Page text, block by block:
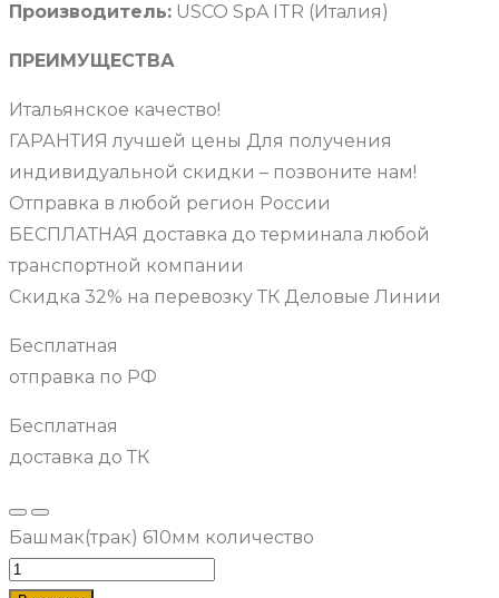
Производитель: USCO SpA ITR (Италия)
ПРЕИМУЩЕСТВА
Итальянское качество!
ГАРАНТИЯ лучшей цены Для получения
индивидуальной скидки – позвоните нам!
Отправка в любой регион России
БЕСПЛАТНАЯ доставка до терминала любой
транспортной компании
Скидка 32% на перевозку ТК Деловые Линии
Бесплатная
отправка по РФ
Бесплатная
доставка до ТК
Башмак(трак) 610мм количество